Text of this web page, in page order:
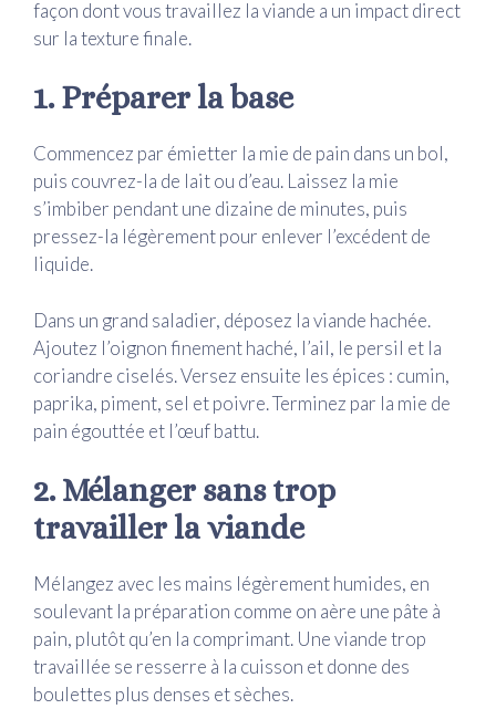
façon dont vous travaillez la viande a un impact direct
sur la texture finale.
1. Préparer la base
Commencez par émietter la mie de pain dans un bol,
puis couvrez-la de lait ou d’eau. Laissez la mie
s’imbiber pendant une dizaine de minutes, puis
pressez-la légèrement pour enlever l’excédent de
liquide.
Dans un grand saladier, déposez la viande hachée.
Ajoutez l’oignon finement haché, l’ail, le persil et la
coriandre ciselés. Versez ensuite les épices : cumin,
paprika, piment, sel et poivre. Terminez par la mie de
pain égouttée et l’œuf battu.
2. Mélanger sans trop
travailler la viande
Mélangez avec les mains légèrement humides, en
soulevant la préparation comme on aère une pâte à
pain, plutôt qu’en la comprimant. Une viande trop
travaillée se resserre à la cuisson et donne des
boulettes plus denses et sèches.